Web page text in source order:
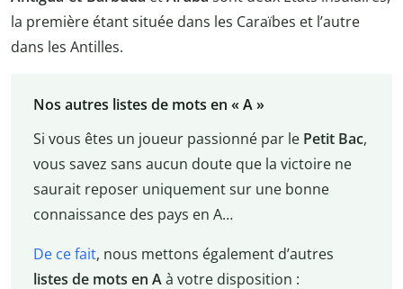
la première étant située dans les Caraïbes et l’autre
dans les Antilles.
Nos autres listes de mots en « A »
Si vous êtes un joueur passionné par le Petit Bac,
vous savez sans aucun doute que la victoire ne
saurait reposer uniquement sur une bonne
connaissance des pays en A…
De ce fait, nous mettons également d’autres
listes de mots en Aà votre disposition :